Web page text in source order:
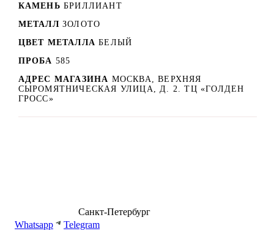
КАМЕНЬ БРИЛЛИАНТ
МЕТАЛЛ ЗОЛОТО
ЦВЕТ МЕТАЛЛА БЕЛЫЙ
ПРОБА 585
АДРЕС МАГАЗИНА МОСКВА, ВЕРХНЯЯ
СЫРОМЯТНИЧЕСКАЯ УЛИЦА, Д. 2. ТЦ «ГОЛДЕН
ГРОСС»
Санкт-Петербург
Whatsapp
Telegram